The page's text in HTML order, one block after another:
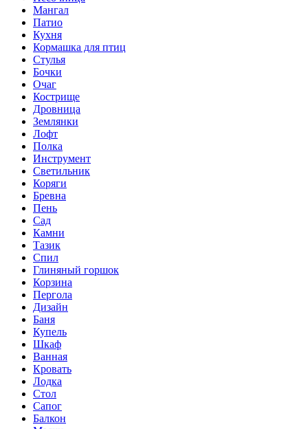
Мангал
Патио
Кухня
Кормашка для птиц
Стулья
Бочки
Очаг
Кострище
Дровница
Землянки
Лофт
Полка
Инструмент
Светильник
Коряги
Бревна
Пень
Сад
Камни
Тазик
Спил
Глиняный горшок
Корзина
Пергола
Дизайн
Баня
Купель
Шкаф
Ванная
Кровать
Лодка
Стол
Сапог
Балкон